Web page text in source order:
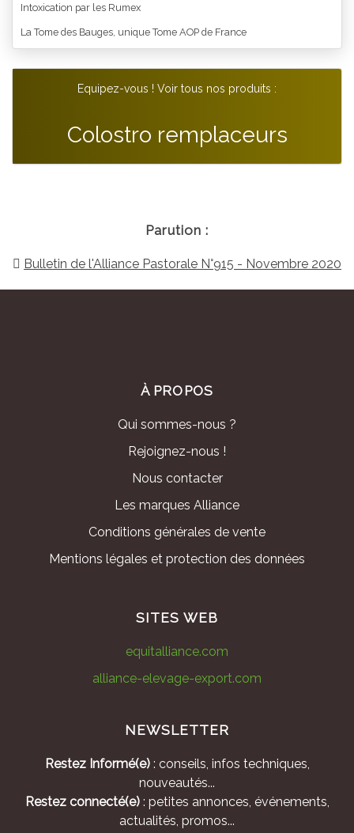
Intoxication par les Rumex
La Tome des Bauges, unique Tome AOP de France
Equipez-vous ! Voir tous nos produits :
Colostro remplaceurs
Parution :
Bulletin de l'Alliance Pastorale N°915 - Novembre 2020
À PROPOS
Qui sommes-nous ?
Rejoignez-nous !
Nous contacter
Les marques Alliance
Conditions générales de vente
Mentions légales et protection des données
SITES WEB
equitalliance.com
alliance-elevage-export.com
NEWSLETTER
Restez Informé(e): conseils, infos techniques,
nouveautés...
Restez connecté(e): petites annonces, événements,
actualités, promos...